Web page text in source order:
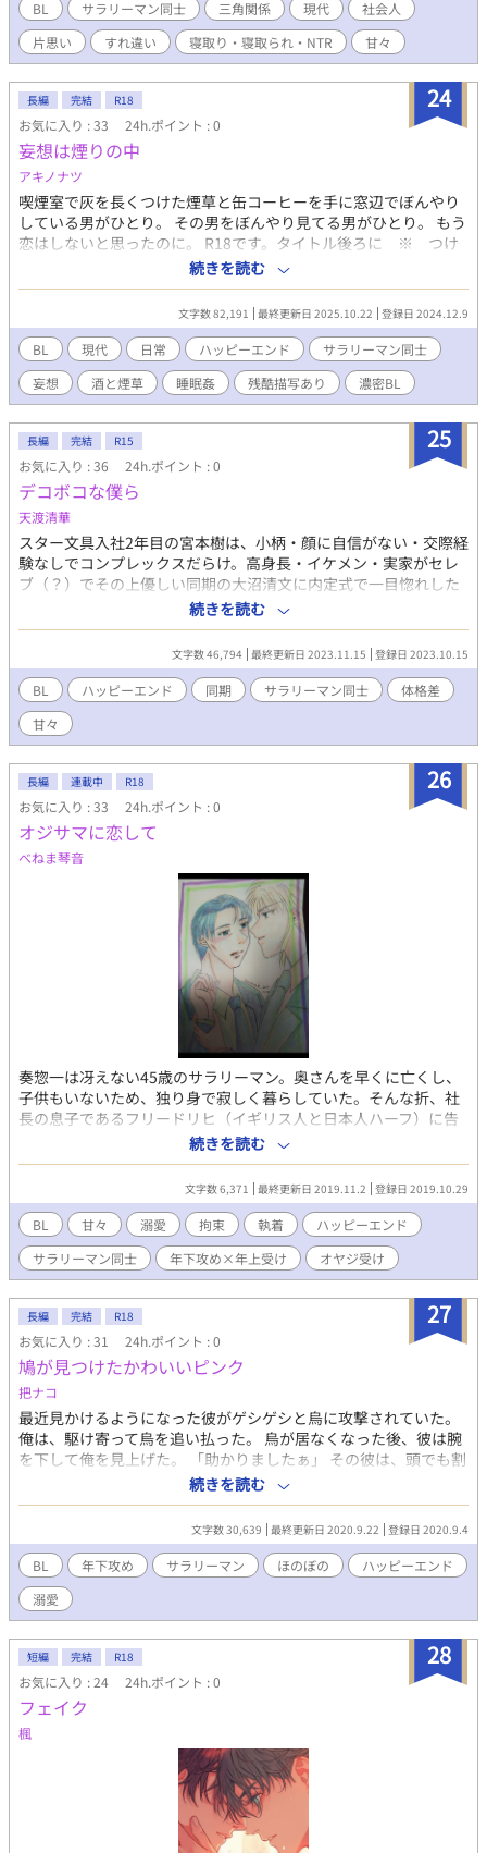
BL サラリーマン同士 三角関係 現代
社会人
片思い
すれ違い 寝取り・寝取られ・NTR 甘々
24
長編 完結 R18
お気に入り : 33 24h.ポイント : 0
妄想は煙りの中
アキノナツ
喫煙室で灰を長くつけた煙草と缶コーヒーを手に窓辺でぼんやり
している男がひとり。 その男をぼんやり見てる男がひとり。 もう
恋はしないと思ったのに。 R18です。タイトル後ろに ※ つけ
ます。背後にご注意下さい。 ストーカー的な何やら、寝てるとこ
ろとか、変態臭がするとか、色々ありますが、ハッピーエンドな
んで、その辺りはさらっとよろしくです。 １話目(三分割されてま
す)は長めの短編です。これを本編にして２話目から2000文字以下
の短いお話または連作が続いてます。 『完結』になってますが、
たま〜に『連載中』になってる時は、追加されるかもです(￣▽
￣;) なんでもありの人向けでよろしくお願いします。
続きを読む
文字数 82,191 最終更新日 2025.10.22 登録日 2024.12.9
BL 現代 日常 ハッピーエンド
サラリーマン同士
妄想
酒と煙草 睡眠姦 残酷描写あり 濃密BL
25
長編 完結 R15
お気に入り : 36 24h.ポイント : 0
デコボコな僕ら
天渡清華
スター文具入社2年目の宮本樹は、小柄・顔に自信がない・交際経
験なしでコンプレックスだらけ。高身長・イケメン・実家がセレ
ブ（？）でその上優しい同期の大沼清文に内定式で一目惚れした
が、コンプレックスゆえに仲のいい同期以上になれずにいた。 そ
んな2人がグズグズしながらもくっつくまでのお話です。
続きを読む
文字数 46,794 最終更新日 2023.11.15 登録日 2023.10.15
BL ハッピーエンド 同期 サラリーマン同士
体格差
甘々
26
長編 連載中 R18
お気に入り : 33 24h.ポイント : 0
オジサマに恋して
べねま琴音
奏惣一は冴えない45歳のサラリーマン。奥さんを早くに亡くし、
子供もいないため、独り身で寂しく暮らしていた。そんな折、社
長の息子であるフリードリヒ（イギリス人と日本人ハーフ）に告
白される。 「体だけの、楽しい関係を教えてあげますよ」フリー
ドリヒはそんなことを言ってきた。 奏は愛情のない関係など知ら
なかったのに、フリードリヒに開発され、やがて自らフリードリ
ヒを求め始める。 そんなとき、接待（枕営業）をしてくれないか
と、社長にもちかけられるが……。
続きを読む
文字数 6,371 最終更新日 2019.11.2 登録日 2019.10.29
BL 甘々 溺愛 拘束 執着
ハッピーエンド
サラリーマン同士
年下攻め×年上受け オヤジ受け
27
長編 完結 R18
お気に入り : 31 24h.ポイント : 0
鳩が見つけたかわいいピンク
把ナコ
最近見かけるようになった彼がゲシゲシと烏に攻撃されていた。
俺は、駆け寄って烏を追い払った。 烏が居なくなった後、彼は腕
を下して俺を見上げた。 「助かりましたぁ」 その彼は、頭でも割
られたのかと思うほどスプラッタに血を流してニカッと笑ったの
だ。 【 絋輔×祐樹 】 イケメンで仕事もできる男、絋輔が、
フェロモンダダ漏れで天然の祐樹にハマっていく話。サラリーマ
ン同士のほのぼの恋愛。冒頭に流血表現あり。鳥がたくさん出て
きますので苦手な方はご注意ください。レイプ（未遂）表現があ
ります。Ｒ１８にはタイトルに※マークを付けます。 短めの連載
で毎週金曜日更新予定。この作品は小説家になろうにも掲載して
います。
続きを読む
文字数 30,639 最終更新日 2020.9.22 登録日 2020.9.4
BL 年下攻め サラリーマン ほのぼの
ハッピーエンド
溺愛
28
短編 完結 R18
お気に入り : 24 24h.ポイント : 0
フェイク
楓